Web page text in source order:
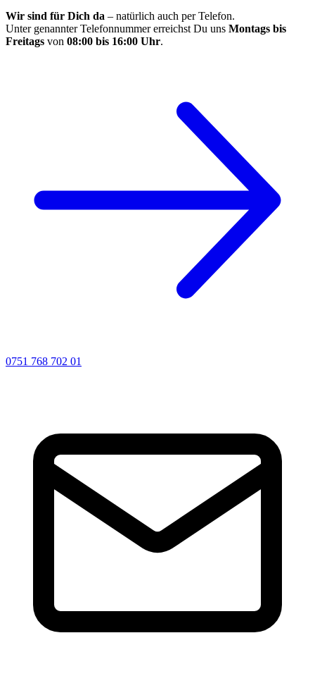
Wir sind für Dich da – natürlich auch per Telefon.
Unter genannter Telefonnummer erreichst Du uns Montags bis
Freitags von 08:00 bis 16:00 Uhr.
0751 768 702 01